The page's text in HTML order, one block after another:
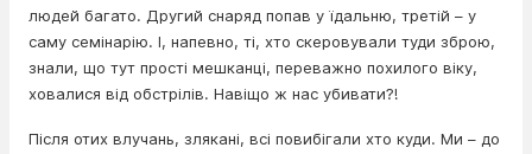
людей багато. Другий снаряд попав у їдальню, третій – у
саму семінарію. І, напевно, ті, хто скеровували туди зброю,
знали, що тут прості мешканці, переважно похилого віку,
ховалися від обстрілів. Навіщо ж нас убивати?!
Після отих влучань, злякані, всі повибігали хто куди. Ми – до